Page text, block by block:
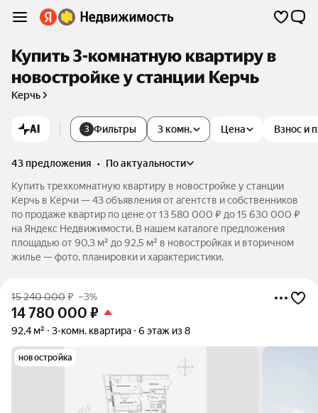
Купить 3-комнатную квартиру в
новостройке у станции Керчь
Керчь
AI 3 Фильтры Цена Взнос и
3 комн.
43 предложения •
по актуальности
Купить трехкомнатную квартиру в новостройке у станции
Керчь в Керчи — 43 объявления от агентств и собственников
по продаже квартир по цене от 13 580 000 ₽ до 15 630 000 ₽
на Яндекс Недвижимости. В нашем каталоге предложения
площадью от 90,3 м² до 92,5 м² в новостройках и вторичном
жилье — фото, планировки и характеристики.
15 240 000₽ –3%
14 780 000 ₽
92,4 м² 3-комн. квартира 6 этаж из 8
новостройка